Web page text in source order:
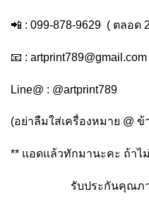
📲 : 099-878-9629 ( ตลอด
📧 : artprint789@gmail.com
Line@ : @artprint789
(อย่าลืมใส่เครื่องหมาย @
** แอดแล้วทักมานะคะ ถ้าไ
รับประกันคุณภ